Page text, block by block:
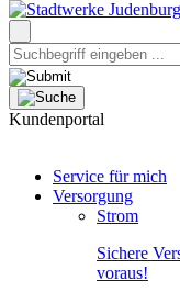
Kundenportal
Service für mich
Versorgung
Strom
Sichere
voraus!